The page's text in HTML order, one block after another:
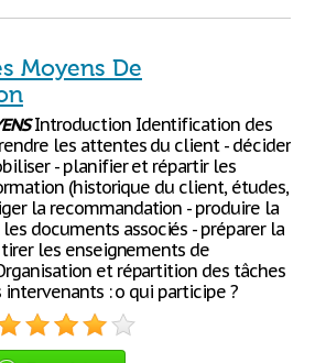
Moyens De
Introduction Identification des
les attentes du client - décider
- planifier et répartir les
(historique du client, études,
la recommandation - produire la
documents associés - préparer la
les enseignements de
et répartition des tâches
intervenants : o qui participe ?